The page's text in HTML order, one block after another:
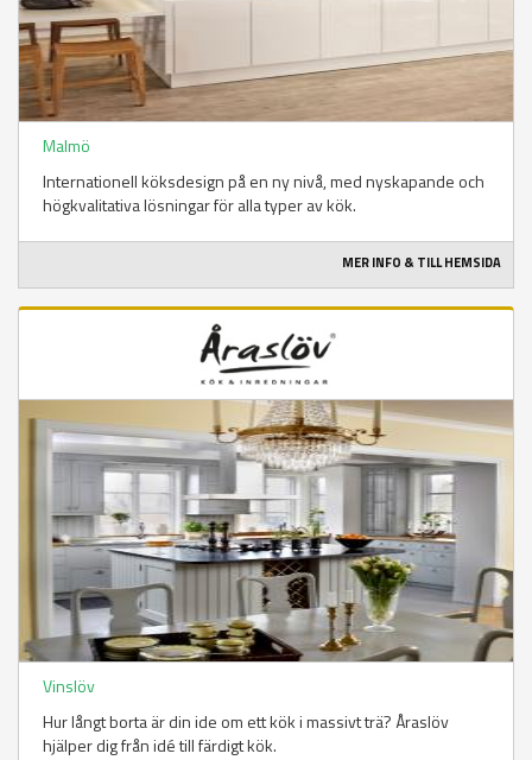
Malmö
Internationell köksdesign på en ny nivå, med nyskapande och
högkvalitativa lösningar för alla typer av kök.
MER INFO & TILL HEMSIDA
Vinslöv
Hur långt borta är din ide om ett kök i massivt trä? Åraslöv
hjälper dig från idé till färdigt kök.